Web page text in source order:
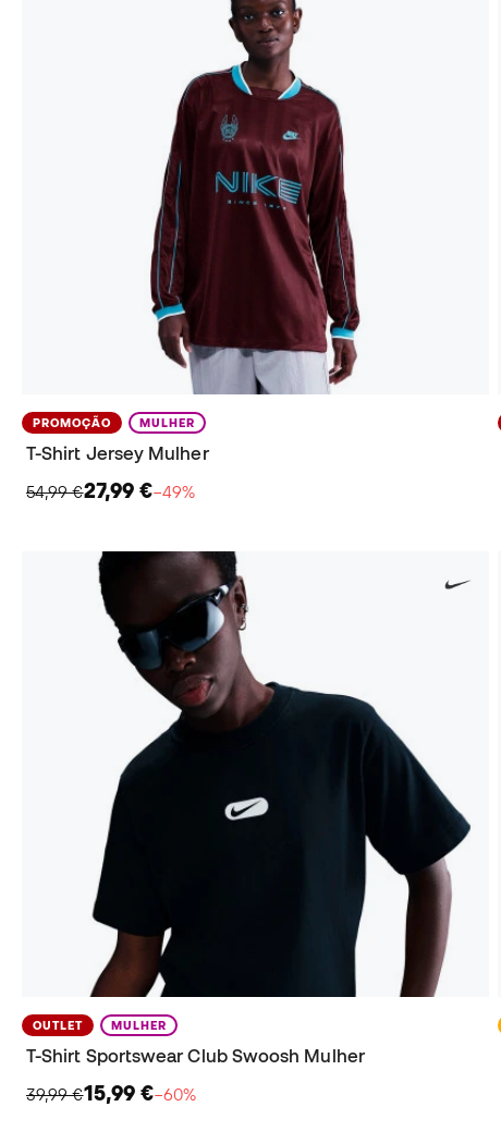
PROMOÇÃO MULHER
T-Shirt Jersey Mulher
54,99 €27,99 €−49%
OUTLET MULHER
T-Shirt Sportswear Club Swoosh Mulher
39,99 €15,99 €−60%